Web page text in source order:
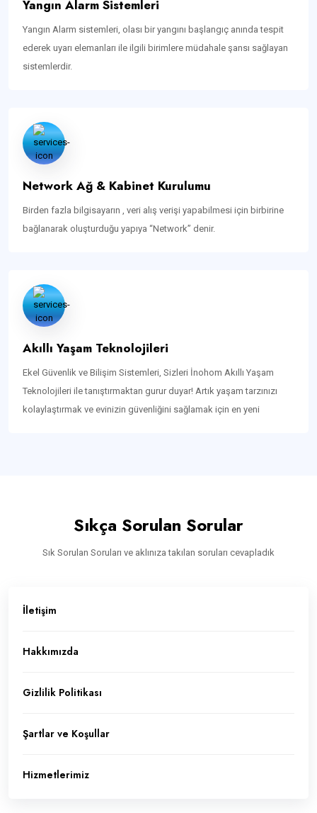
Yangın Alarm Sistemleri
Yangın Alarm sistemleri, olası bir yangını başlangıç anında tespit
ederek uyarı elemanları ile ilgili birimlere müdahale şansı sağlayan
sistemlerdir.
Network Ağ & Kabinet Kurulumu
Birden fazla bilgisayarın , veri alış verişi yapabilmesi için birbirine
bağlanarak oluşturduğu yapıya “Network” denir.
Akıllı Yaşam Teknolojileri
Ekel Güvenlik ve Bilişim Sistemleri, Sizleri İnohom Akıllı Yaşam
Teknolojileri ile tanıştırmaktan gurur duyar! Artık yaşam tarzınızı
kolaylaştırmak ve evinizin güvenliğini sağlamak için en yeni
Sıkça Sorulan Sorular
Sık Sorulan Soruları ve aklınıza takılan soruları cevapladık
İletişim
Hakkımızda
Gizlilik Politikası
Şartlar ve Koşullar
Hizmetlerimiz